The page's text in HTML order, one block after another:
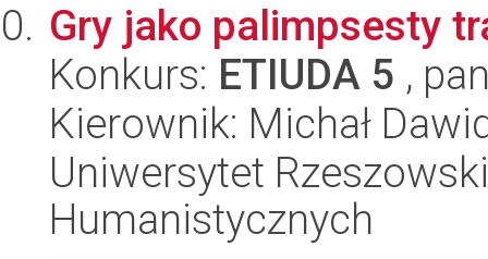
Gry jako palimpsesty
Konkurs: ETIUDA 5 ,
Kierownik: Michał
Uniwersytet
Humanistycznych